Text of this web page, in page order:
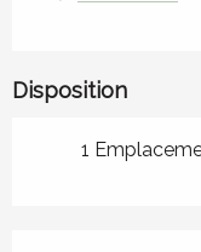
Disposition
1